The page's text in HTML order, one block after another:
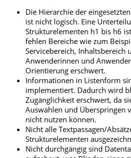
Die Hierarchie der
ist nicht logisch. Eine
Strukturelementen h1 bis h6
fehlen Bereiche wie zum
Servicebereich, Inhaltsbereich
Anwenderinnen und
Orientierung erschwert.
Informationen in Listenform
implementiert. Dadurch wird
Zugänglichkeit erschwert, da
Auswählen und Überspringen
nicht nutzen können.
Nicht alle Textpassagen/
Strukturelementen
Nicht durchgängig sind